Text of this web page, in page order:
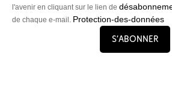
l'avenir en cliquant sur le lien de
de chaque e-mail. Protection-des-données
S’abonner